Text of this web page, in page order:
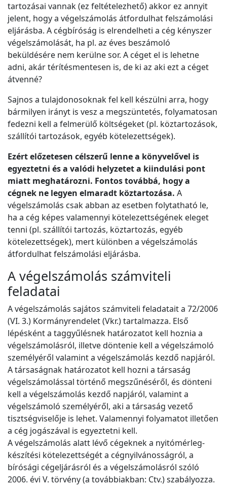
tartozásai vannak (ez feltételezhető) akkor ez annyit
jelent, hogy a végelszámolás átfordulhat felszámolási
eljárásba. A cégbíróság is elrendelheti a cég kényszer
végelszámolását, ha pl. az éves beszámoló
beküldésére nem kerülne sor. A céget el is lehetne
adni, akár térítésmentesen is, de ki az aki ezt a céget
átvenné?
Sajnos a tulajdonosoknak fel kell készülni arra, hogy
bármilyen irányt is vesz a megszüntetés, folyamatosan
fedezni kell a felmerülő költségeket (pl. köztartozások,
szállítói tartozások, egyéb kötelezettségek).
Ezért előzetesen célszerű lenne a könyvelővel is
egyeztetni és a valódi helyzetet a kiindulási pont
miatt meghatározni. Fontos továbbá, hogy a
cégnek ne legyen elmaradt köztartozása. A
végelszámolás csak abban az esetben folytatható le,
ha a cég képes valamennyi kötelezettségének eleget
tenni (pl. szállítói tartozás, köztartozás, egyéb
kötelezettségek), mert különben a végelszámolás
átfordulhat felszámolási eljárásba.
A végelszámolás számviteli
feladatai
A végelszámolás sajátos számviteli feladatait a 72/2006
(VI. 3.) Kormányrendelet (Vkr.) tartalmazza. Első
lépésként a taggyűlésnek határozatot kell hoznia a
végelszámolásról, illetve döntenie kell a végelszámoló
személyéről valamint a végelszámolás kezdő napjáról.
A társaságnak határozatot kell hozni a társaság
végelszámolással történő megszűnéséről, és dönteni
kell a végelszámolás kezdő napjáról, valamint a
végelszámoló személyéről, aki a társaság vezető
tisztségviselője is lehet. Valamennyi folyamatot illetően
a cég jogászával is egyeztetni kell.
A végelszámolás alatt lévő cégeknek a nyitómérleg-
készítési kötelezettségét a cégnyilvánosságról, a
bírósági cégeljárásról és a végelszámolásról szóló
2006. évi V. törvény (a továbbiakban: Ctv.) szabályozza.